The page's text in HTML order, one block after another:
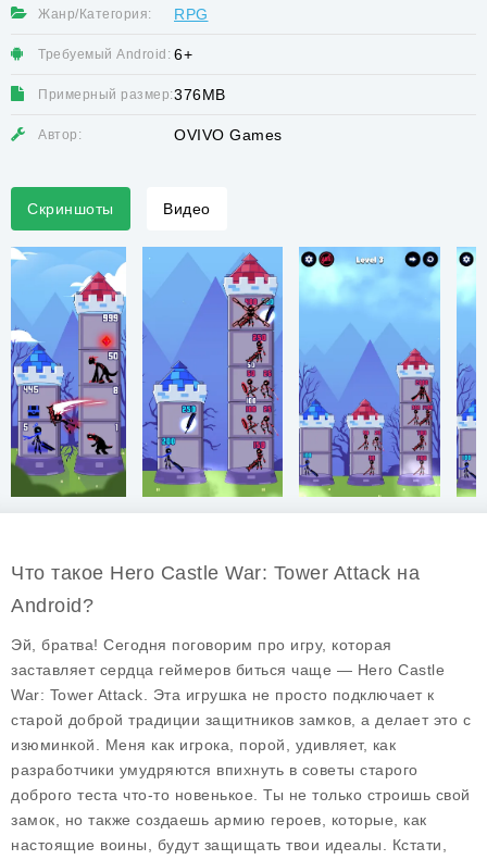
Жанр/Категория: RPG
Требуемый Android: 6+
Примерный размер:376MB
Автор: OVIVO Games
Скриншоты Видео
Что такое Hero Castle War: Tower Attack на
Android?
Эй, братва! Сегодня поговорим про игру, которая
заставляет сердца геймеров биться чаще — Hero Castle
War: Tower Attack . Эта игрушка не просто подключает к
старой доброй традиции защитников замков, а делает это с
изюминкой. Меня как игрока, порой, удивляет, как
разработчики умудряются впихнуть в советы старого
доброго теста что-то новенькое. Ты не только строишь свой
замок, но также создаешь армию героев, которые, как
настоящие воины, будут защищать твои идеалы. Кстати,